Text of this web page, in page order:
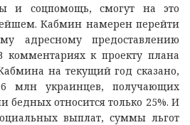
и соцпомощь, смогут на это
Кабмин намерен перейти
адресному предоставлению
комментариях к проекту плана
на текущий год сказано,
млн украинцев, получающих
бедных относится только 25%. И
выплат, суммы льгот